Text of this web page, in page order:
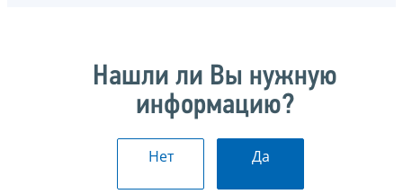
Нашли ли Вы нужную
информацию?
Нет Да